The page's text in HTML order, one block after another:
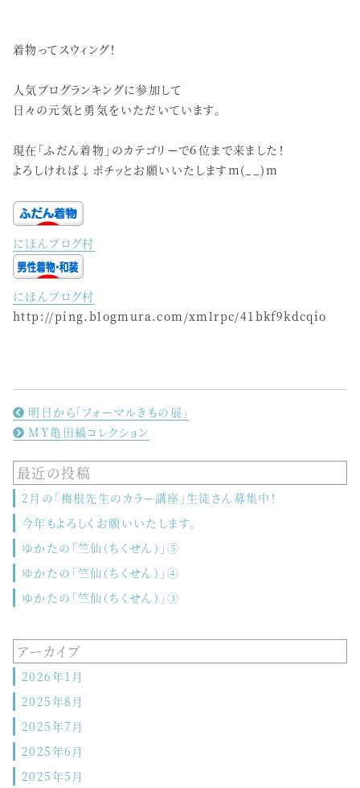
着物ってスウィング！
人気ブログランキングに参加して
日々の元気と勇気をいただいています。
現在「ふだん着物」のカテゴリーで６位まで来ました！
よろしければ↓ポチッとお願いいたしますm(__)m
にほんブログ村
にほんブログ村
http://ping.blogmura.com/xmlrpc/41bkf9kdcqio
明日から「フォーマルきもの展」
MY亀田縞コレクション
最近の投稿
2月の「梅根先生のカラー講座」生徒さん募集中！
今年もよろしくお願いいたします。
ゆかたの「竺仙（ちくせん）」⑤
ゆかたの「竺仙（ちくせん）」④
ゆかたの「竺仙（ちくせん）」③
アーカイブ
2026年1月
2025年8月
2025年7月
2025年6月
2025年5月